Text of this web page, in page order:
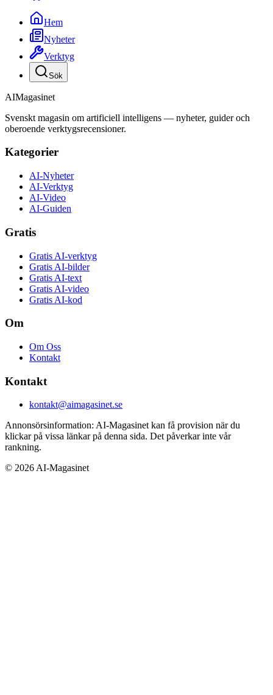
Hem
Nyheter
Verktyg
Sök
AIMagasinet
Svenskt magasin om artificiell intelligens — nyheter, guider och
oberoende verktygsrecensioner.
Kategorier
AI-Nyheter
AI-Verktyg
AI-Video
AI-Guiden
Gratis
Gratis AI-verktyg
Gratis AI-bilder
Gratis AI-text
Gratis AI-video
Gratis AI-kod
Om
Om Oss
Kontakt
Kontakt
kontakt@aimagasinet.se
Annonsörsinformation: AI-Magasinet kan få provision när du
klickar på vissa länkar på denna sida. Det påverkar inte vår
rankning.
© 2026AI-Magasinet